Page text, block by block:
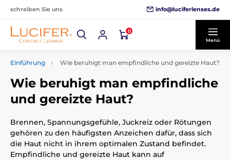
schreiben Sie uns info@luciferlenses.de
0
Menü
Einführung Wie beruhigt man empfindliche und gereizte Haut?
Wie beruhigt man empfindliche
und gereizte Haut?
Brennen, Spannungsgefühle, Juckreiz oder Rötungen
gehören zu den häufigsten Anzeichen dafür, dass sich
die Haut nicht in ihrem optimalen Zustand befindet.
Empfindliche und gereizte Haut kann auf